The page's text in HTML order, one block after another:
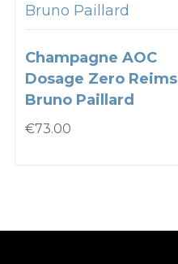
Bruno Paillard
Champagne AOC
Dosage Zero Reims
Bruno Paillard
€73.00